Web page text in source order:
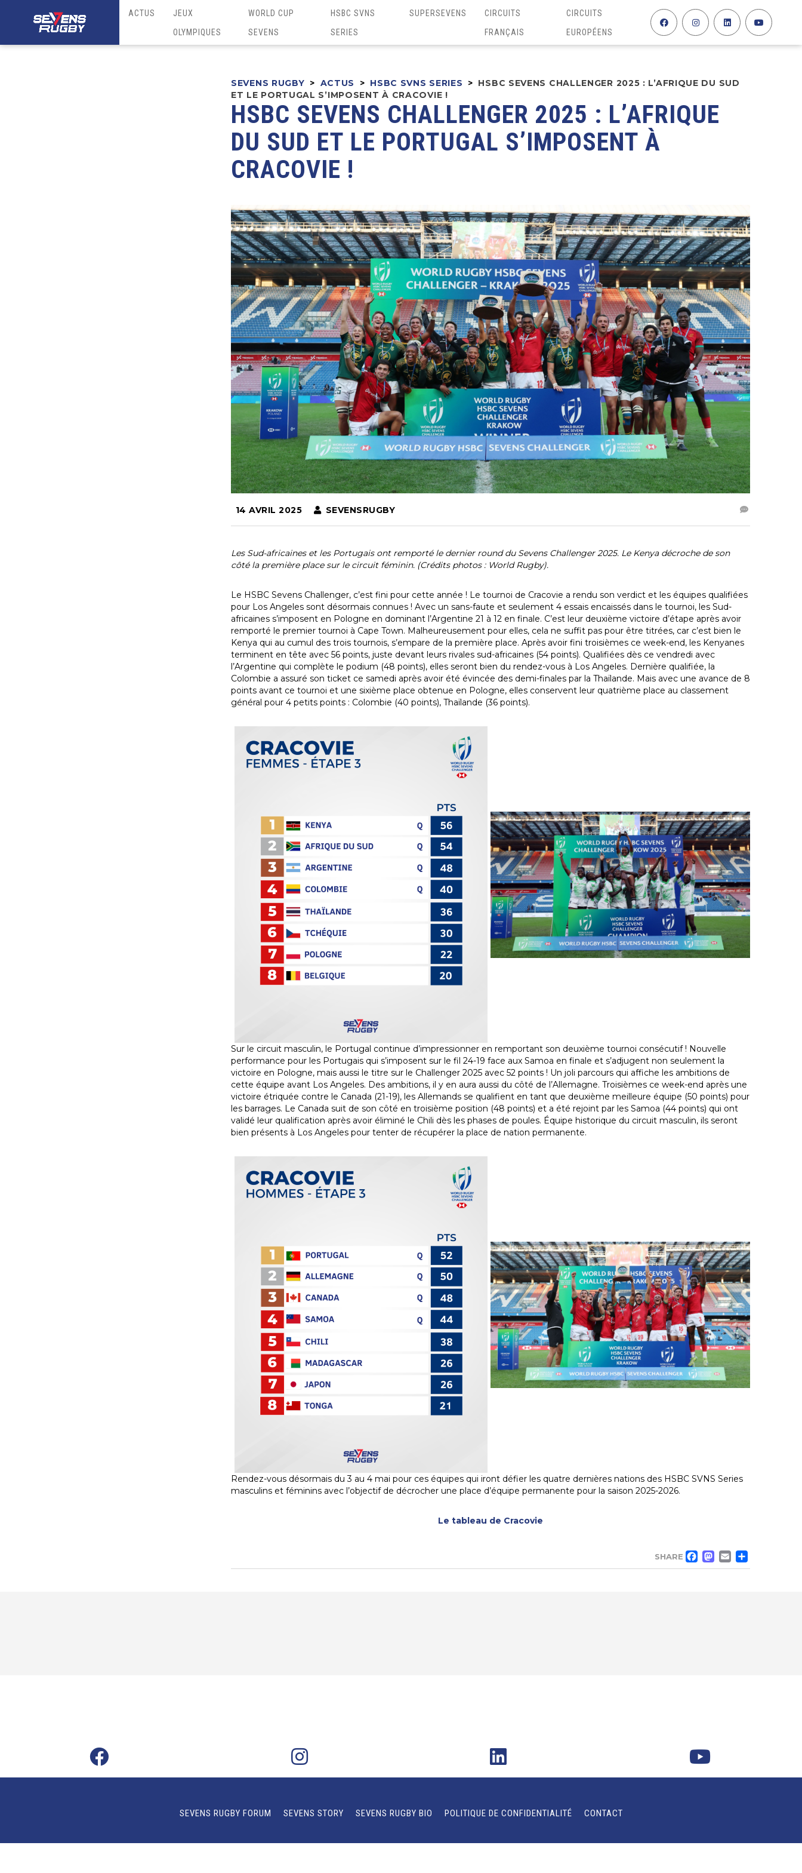
ACTUS
JEUX
OLYMPIQUES
WORLD CUP
SEVENS
HSBC SVNS
SERIES
SUPERSEVENS
CIRCUITS
FRANÇAIS
CIRCUITS
EUROPÉENS
SEVENS RUGBY > ACTUS > HSBC SVNS SERIES > HSBC SEVENS CHALLENGER 2025 : L’AFRIQUE DU SUD
ET LE PORTUGAL S’IMPOSENT À CRACOVIE !
HSBC SEVENS CHALLENGER 2025 : L’AFRIQUE
DU SUD ET LE PORTUGAL S’IMPOSENT À
CRACOVIE !
14 AVRIL 2025 SEVENSRUGBY
Les Sud-africaines et les Portugais ont remporté le dernier round du Sevens Challenger 2025. Le Kenya décroche de son
côté la première place sur le circuit féminin. (Crédits photos : World Rugby).
Le HSBC Sevens Challenger, c’est fini pour cette année ! Le tournoi de Cracovie a rendu son verdict et les équipes qualifiées
pour Los Angeles sont désormais connues ! Avec un sans-faute et seulement 4 essais encaissés dans le tournoi, les Sud-
africaines s’imposent en Pologne en dominant l’Argentine 21 à 12 en finale. C’est leur deuxième victoire d’étape après avoir
remporté le premier tournoi à Cape Town. Malheureusement pour elles, cela ne suffit pas pour être titrées, car c’est bien le
Kenya qui au cumul des trois tournois, s’empare de la première place. Après avoir fini troisièmes ce week-end, les Kenyanes
terminent en tête avec 56 points, juste devant leurs rivales sud-africaines (54 points). Qualifiées dès ce vendredi avec
l’Argentine qui complète le podium (48 points), elles seront bien du rendez-vous à Los Angeles. Dernière qualifiée, la
Colombie a assuré son ticket ce samedi après avoir été évincée des demi-finales par la Thaïlande. Mais avec une avance de 8
points avant ce tournoi et une sixième place obtenue en Pologne, elles conservent leur quatrième place au classement
général pour 4 petits points : Colombie (40 points), Thaïlande (36 points).
Sur le circuit masculin, le Portugal continue d’impressionner en remportant son deuxième tournoi consécutif ! Nouvelle
performance pour les Portugais qui s’imposent sur le fil 24-19 face aux Samoa en finale et s’adjugent non seulement la
victoire en Pologne, mais aussi le titre sur le Challenger 2025 avec 52 points ! Un joli parcours qui affiche les ambitions de
cette équipe avant Los Angeles. Des ambitions, il y en aura aussi du côté de l’Allemagne. Troisièmes ce week-end après une
victoire étriquée contre le Canada (21-19), les Allemands se qualifient en tant que deuxième meilleure équipe (50 points) pour
les barrages. Le Canada suit de son côté en troisième position (48 points) et a été rejoint par les Samoa (44 points) qui ont
validé leur qualification après avoir éliminé le Chili dès les phases de poules. Équipe historique du circuit masculin, ils seront
bien présents à Los Angeles pour tenter de récupérer la place de nation permanente.
Rendez-vous désormais du 3 au 4 mai pour ces équipes qui iront défier les quatre dernières nations des HSBC SVNS Series
masculins et féminins avec l’objectif de décrocher une place d’équipe permanente pour la saison 2025-2026.
Le tableau de Cracovie
SHARE EMAIL
SEVENS RUGBY FORUM SEVENS STORY SEVENS RUGBY BIO POLITIQUE DE CONFIDENTIALITÉ CONTACT